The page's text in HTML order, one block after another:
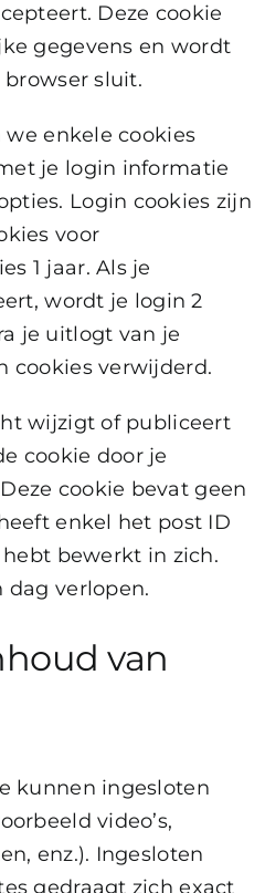
Deze cookie
gegevens en wordt
sluit.
enkele cookies
je login informatie
Login cookies zijn
voor
1 jaar. Als je
wordt je login 2
je uitlogt van je
cookies verwijderd.
wijzigt of publiceert
cookie door je
cookie bevat geen
enkel het post ID
bewerkt in zich.
dag verlopen.
van
kunnen ingesloten
video’s,
enz.). Ingesloten
gedraagt zich exact